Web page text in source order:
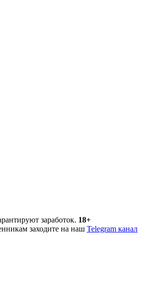
заработок. 18+
заходите на наш Telegram канал